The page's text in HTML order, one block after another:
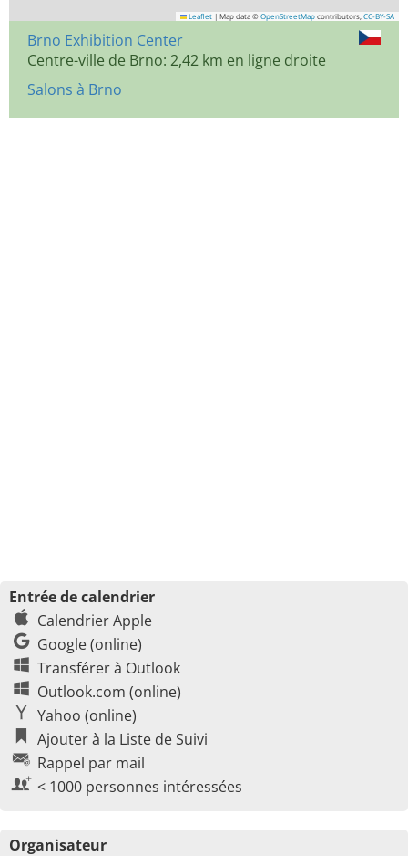
Leaflet | Map data © OpenStreetMap contributors, CC-BY-SA
Brno Exhibition Center
Centre-ville de Brno: 2,42 km en ligne droite
Salons à Brno
Entrée de calendrier
Calendrier Apple
Google (online)
Transférer à Outlook
Outlook.com (online)
Yahoo (online)
Ajouter à la Liste de Suivi
Rappel par mail
< 1000 personnes intéressées
Organisateur